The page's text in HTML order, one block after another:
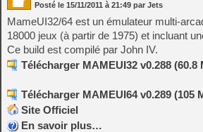
Posté le 15/11/2011 à 21:49 par Jets
MameUI32/64 est un émulateur multi-
18000 jeux (à partir de 1975) et incluant
Ce build est compilé par John IV.
Télécharger MAMEUI32 v0.288 (60.8
Télécharger MAMEUI64 v0.289 (105
Site Officiel
En savoir plus…